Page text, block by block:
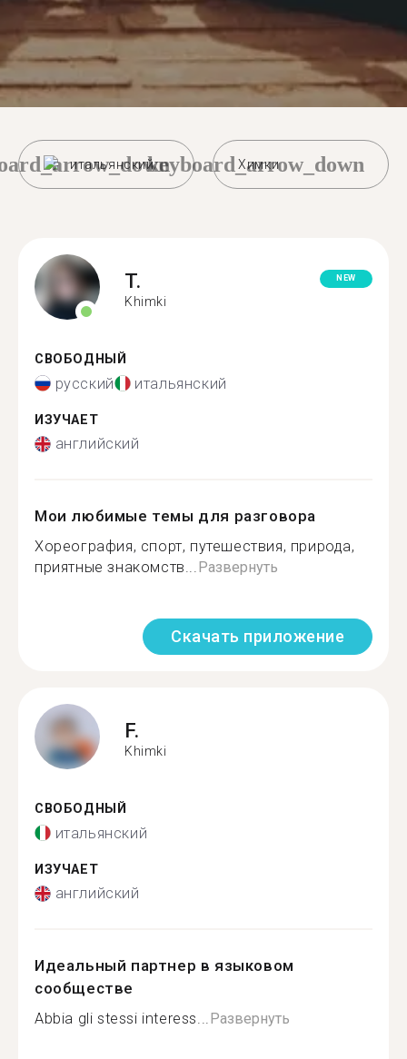
итальянский Химки
keyboard_arrow_down
T.
Khimki
NEW
СВОБОДНЫЙ
русский итальянский
ИЗУЧАЕТ
английский
Мои любимые темы для разговора
Хореография, спорт, путешествия, природа,
приятные знакомств...Развернуть
Скачать приложение
F.
Khimki
СВОБОДНЫЙ
итальянский
ИЗУЧАЕТ
английский
Идеальный партнер в языковом
сообществе
Abbia gli stessi interess...Развернуть